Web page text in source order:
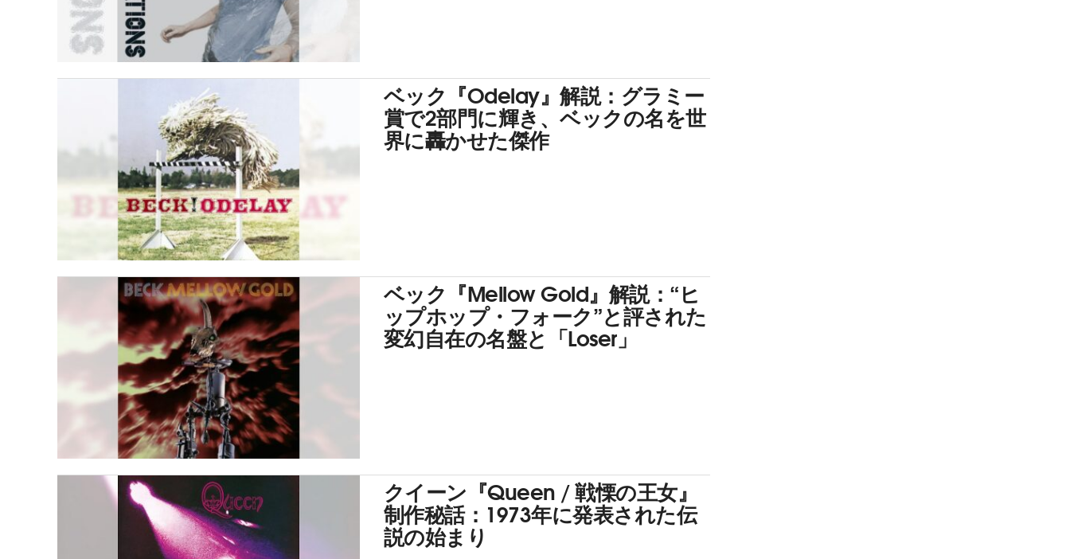
ベック『Odelay』解説：グラミー
賞で2部門に輝き、ベックの名を世
界に轟かせた傑作
ベック『Mellow Gold』解説：“ヒ
ップホップ・フォーク”と評された
変幻自在の名盤と「Loser」
クイーン『Queen / 戦慄の王女』
制作秘話：1973年に発表された伝
説の始まり